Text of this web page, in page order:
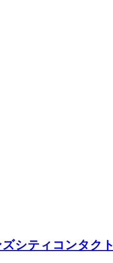
シティコンタクト